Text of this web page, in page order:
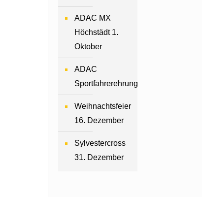
ADAC MX
Höchstädt 1.
Oktober
ADAC
Sportfahrerehrung
Weihnachtsfeier
16. Dezember
Sylvestercross
31. Dezember